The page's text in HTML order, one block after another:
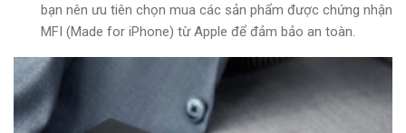
bạn nên ưu tiên chọn mua các sản phẩm được chứng nhận
MFI (Made for iPhone) từ Apple để đảm bảo an toàn.